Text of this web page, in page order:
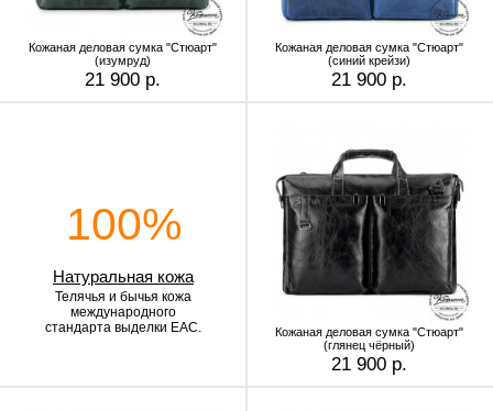
Кожаная деловая сумка "Стюарт"
(изумруд)
21 900 р.
Кожаная деловая сумка "Стюарт"
(синий крейзи)
21 900 р.
100%
Натуральная кожа
Телячья и бычья кожа
международного
стандарта выделки EAC.
Кожаная деловая сумка "Стюарт"
(глянец чёрный)
21 900 р.